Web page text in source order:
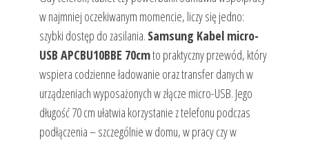
w najmniej oczekiwanym momencie, liczy się jedno:
szybki dostęp do zasilania. Samsung Kabel micro-
USB APCBU10BBE 70cmto praktyczny przewód, który
wspiera codzienne ładowanie oraz transfer danych w
urządzeniach wyposażonych w złącze micro-USB. Jego
długość 70 cm ułatwia korzystanie z telefonu podczas
podłączenia – szczególnie w domu, w pracy czy w